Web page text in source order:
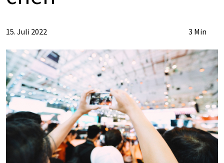
15. Juli 2022 3 Min